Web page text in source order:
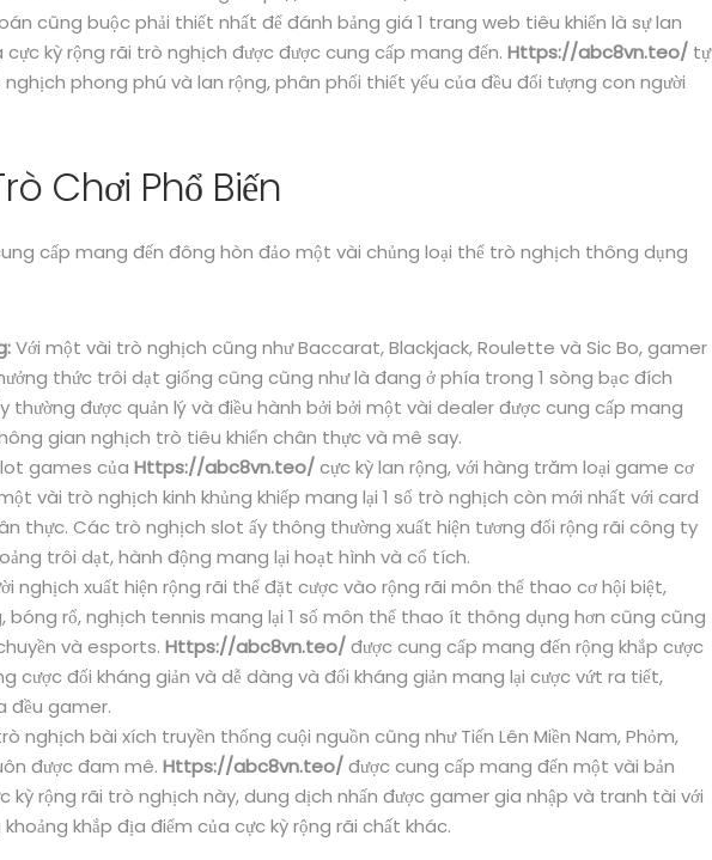
cũng buộc phải thiết nhất để đánh bảng giá 1 trang web tiêu khiển là sự lan
kỳ rộng rãi trò nghịch được được cung cấp mang đến. Https://abc8vn.teo/ tự
nghịch phong phú và lan rộng, phân phối thiết yếu của đều đối tượng con người
Chơi Phổ Biến
cấp mang đến đông hòn đảo một vài chủng loại thể trò nghịch thông dụng
Với một vài trò nghịch cũng như Baccarat, Blackjack, Roulette và Sic Bo, gamer
thức trôi dạt giống cũng cũng như là đang ở phía trong 1 sòng bạc đích
thường được quản lý và điều hành bởi bởi một vài dealer được cung cấp mang
gian nghịch trò tiêu khiển chân thực và mê say.
games của Https://abc8vn.teo/cực kỳ lan rộng, với hàng trăm loại game cơ
vài trò nghịch kinh khủng khiếp mang lại 1 số trò nghịch còn mới nhất với card
thực. Các trò nghịch slot ấy thông thường xuất hiện tương đối rộng rãi công ty
trôi dạt, hành động mang lại hoạt hình và cổ tích.
nghịch xuất hiện rộng rãi thể đặt cược vào rộng rãi môn thể thao cơ hội biệt,
bóng rổ, nghịch tennis mang lại 1 số môn thể thao ít thông dụng hơn cũng cũng
và esports. Https://abc8vn.teo/được cung cấp mang đến rộng khắp cược
cược đối kháng giản và dễ dàng và đối kháng giản mang lại cược vứt ra tiết,
đều gamer.
nghịch bài xích truyền thống cuội nguồn cũng như Tiến Lên Miền Nam, Phỏm,
được đam mê. Https://abc8vn.teo/được cung cấp mang đến một vài bản
kỳ rộng rãi trò nghịch này, dung dịch nhấn được gamer gia nhập và tranh tài với
khắp địa điểm của cực kỳ rộng rãi chất khác.